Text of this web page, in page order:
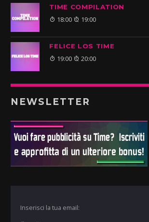
TIME COMPILATION
18:00 19:00
FELICE LOS TIME
19:00 20:00
NEWSLETTER
Inserisci la tua email: